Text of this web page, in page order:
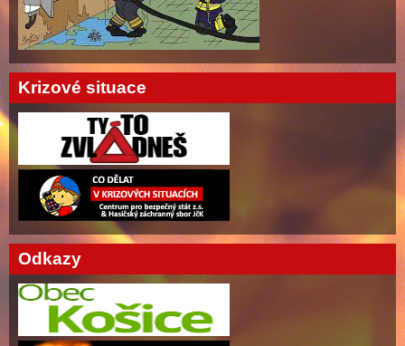
Krizové situace
Odkazy